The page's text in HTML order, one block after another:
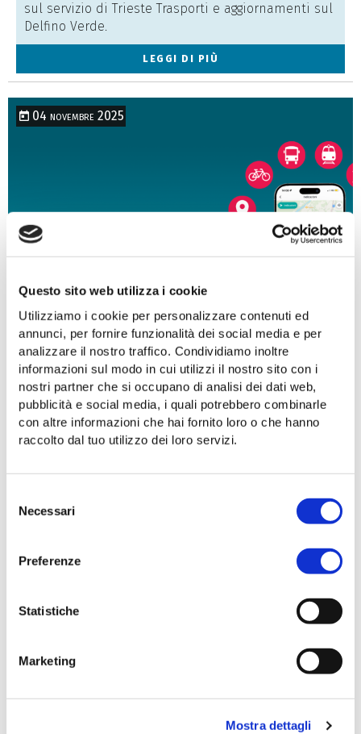
Questo sito web utilizza i cookie
Utilizziamo i cookie per personalizzare contenuti ed
annunci, per fornire funzionalità dei social media e per
analizzare il nostro traffico. Condividiamo inoltre
informazioni sul modo in cui utilizzi il nostro sito con i
nostri partner che si occupano di analisi dei dati web,
pubblicità e social media, i quali potrebbero combinarle
con altre informazioni che hai fornito loro o che hanno
raccolto dal tuo utilizzo dei loro servizi.
delNecessari
Preferenze
Statistiche
Marketing
Mostra dettagli
sul servizio di Trieste Trasporti e aggiornamenti sul
Delfino Verde.
LEGGI DI PIÙ
04 novembre 2025
Friuli Venezia Giulia in un'unica
app
VISION
Perché innovare i trasporti significa sviluppare il
territorio